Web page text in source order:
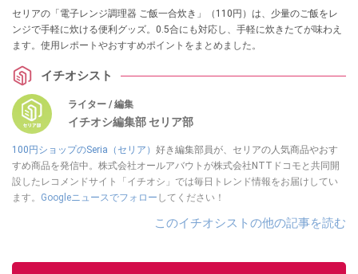
セリアの「電子レンジ調理器 ご飯一合炊き」（110円）は、少量のご飯をレ
ンジで手軽に炊ける便利グッズ。0.5合にも対応し、手軽に炊きたてが味わえ
ます。使用レポートやおすすめポイントをまとめました。
イチオシスト
ライター / 編集
イチオシ編集部 セリア部
100円ショップのSeria（セリア） 好き編集部員が、セリアの人気商品やおす
すめ商品を発信中。株式会社オールアバウトが株式会社NTTドコモと共同開
設したレコメンドサイト「イチオシ」では毎日トレンド情報をお届けしてい
ます。 Googleニュースでフォロー してください！
このイチオシストの他の記事を読む